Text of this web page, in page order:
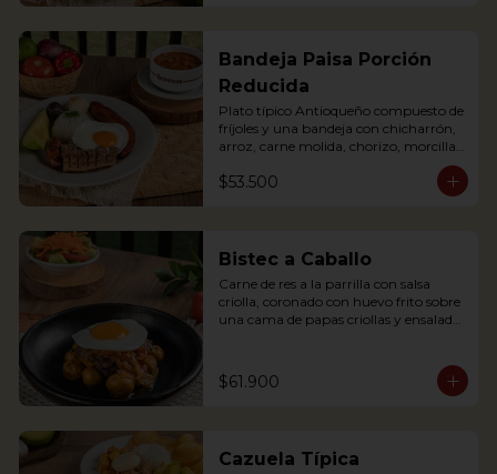
Bandeja Paisa Porción
Reducida
Plato típico Antioqueño compuesto de
fríjoles y una bandeja con chicharrón,
arroz, carne molida, chorizo, morcilla,
tajada de plátano maduro, huevo frito
y aguacate.
egg, plantains and pork cracklings.
Accompanied with rice and avocado.
$53.500
Bistec a Caballo
Carne de res a la parrilla con salsa
criolla, coronado con huevo frito sobre
una cama de papas criollas y ensalada
Horseback” is a traditional Colombian
dish where a Tenderloin steak is placed
$61.900
Cazuela Típica